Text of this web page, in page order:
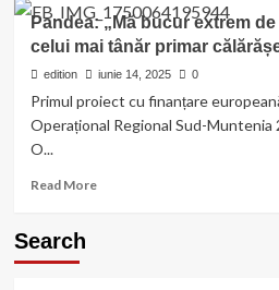
În
sprijinul
pacienților
oncologici
/
Roșie
Pandea: „Mă bucur extrem
celui mai tânăr primar
edition iunie 14, 2025 0
Primul proiect cu finanțare
Operațional Regional Sud-
O...
Read MoreRead
Search